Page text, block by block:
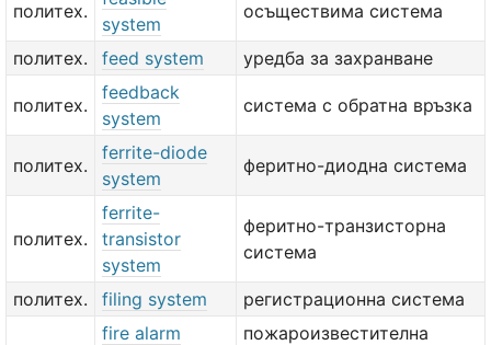
политех.
system
осъществима система
политех. feed system уредба за захранване
политех.
feedback
system
система с обратна връзка
политех.
ferrite-diode
system
феритно-диодна система
политех.
ferrite-
transistor
system
феритно-транзисторна
система
политех. filing system
регистрационна система
fire alarm
пожароизвестителна